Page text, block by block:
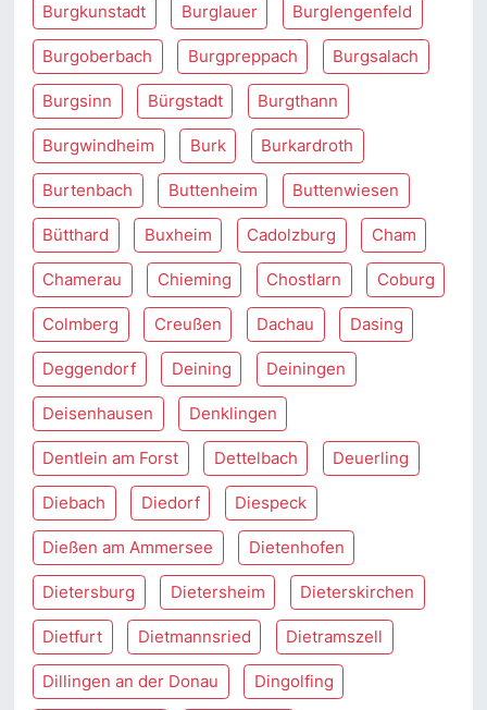
Burgkunstadt Burglauer Burglengenfeld
Burgoberbach Burgpreppach Burgsalach
Burgsinn Bürgstadt Burgthann
Burgwindheim Burk Burkardroth
Burtenbach Buttenheim Buttenwiesen
Bütthard Buxheim Cadolzburg Cham
Chamerau Chieming Chostlarn Coburg
Colmberg Creußen Dachau Dasing
Deggendorf Deining Deiningen
Deisenhausen Denklingen
Dentlein am Forst Dettelbach Deuerling
Diebach Diedorf Diespeck
Dießen am Ammersee Dietenhofen
Dietersburg Dietersheim Dieterskirchen
Dietfurt Dietmannsried Dietramszell
Dillingen an der Donau Dingolfing